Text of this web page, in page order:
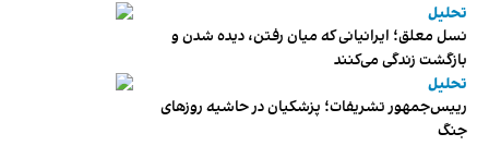
تحلیل
نسل معلق؛ ایرانیانی که میان رفتن، دیده شدن و
بازگشت زندگی می‌کنند
تحلیل
رییس‌جمهور تشریفات؛ پزشکیان در حاشیه روزهای
جنگ